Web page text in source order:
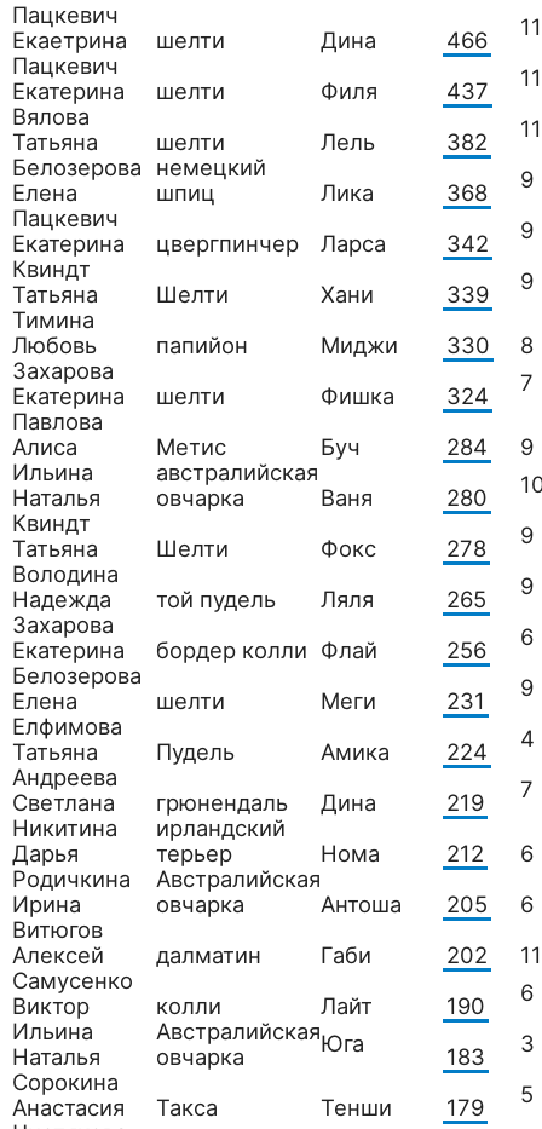
Пацкевич
Екаетрина
шелти Дина 466
11
Пацкевич
Екатерина
шелти Филя 437
11
Вялова
Татьяна
шелти Лель 382
11
Белозерова
Елена
немецкий
шпиц
Лика 368
9
Пацкевич
Екатерина
цвергпинчер Ларса 342
9
Квиндт
Татьяна
Шелти Хани 339
9
Тимина
Любовь
папийон Миджи 330
8
Захарова
Екатерина
шелти Фишка 324
7
Павлова
Алиса
Метис Буч 284
9
Ильина
Наталья
австралийская
овчарка
Ваня 280
Квиндт
Татьяна
Шелти Фокс 278
9
Володина
Надежда
той пудель Ляля 265
9
Захарова
Екатерина
бордер колли Флай 256
6
Белозерова
Елена
шелти Меги 231
9
Елфимова
Татьяна
Пудель Амика 224
4
Андреева
Светлана
грюнендаль Дина 219
7
Никитина
Дарья
ирландский
терьер
Нома 212
6
Родичкина
Ирина
Австралийская
овчарка
Антоша 205
6
Витюгов
Алексей
далматин Габи 202
11
Самусенко
Виктор
колли Лайт 190
6
Ильина
Наталья
Австралийская
овчарка
Юга 183
3
Сорокина
Анастасия
Такса Тенши 179
5